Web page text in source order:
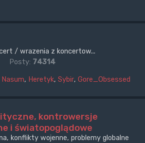
/ wrazenia z koncertow...
Posty: 74314
Nasum, Heretyk, Sybir, Gore_Obsessed
kontrowersje
i światopoglądowe
konflikty wojenne, problemy globalne